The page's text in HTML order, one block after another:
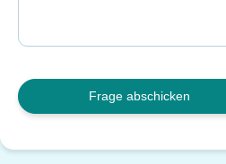
Frage abschicken